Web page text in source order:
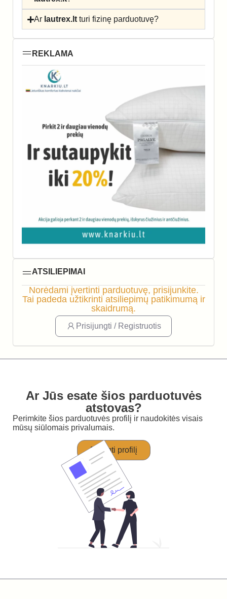
Ar lautrex.lt turi fizinę parduotuvę?
REKLAMA
ATSILIEPIMAI
Norėdami įvertinti parduotuvę, prisijunkite.
Tai padeda užtikrinti atsiliepimų patikimumą ir
skaidrumą.
Prisijungti / Registruotis
Ar Jūs esate šios parduotuvės
atstovas?
Perimkite šios parduotuvės profilį ir naudokitės visais
mūsų siūlomais privalumais.
Perimti profilį